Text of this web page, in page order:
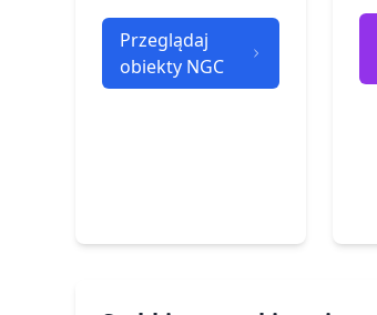
Przeglądaj
obiekty NGC